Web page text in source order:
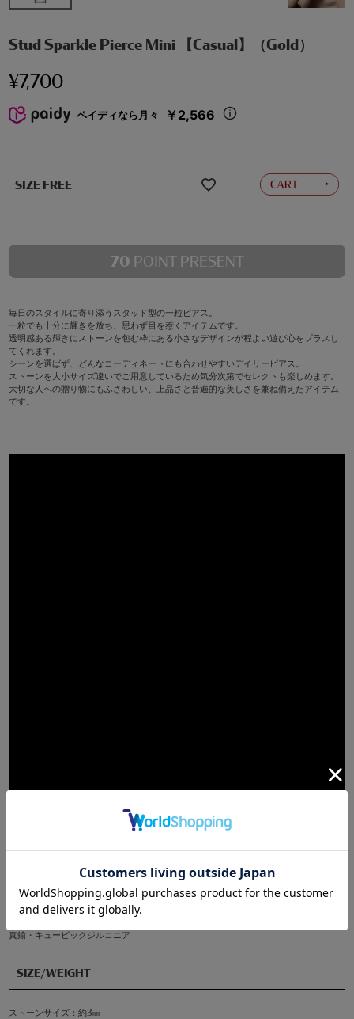
Stud Sparkle Pierce Mini 【Casual】（Gold）
¥7,700
ペイディなら月々 ￥2,566
SIZE FREE
70 POINT PRESENT
毎日のスタイルに寄り添うスタッド型の一粒ピアス。
一粒でも十分に輝きを放ち、思わず目を惹くアイテムです。
透明感ある輝きにストーンを包む枠にある小さなデザインが程よい遊び心をプラスし
てくれます。
シーンを選ばず、どんなコーディネートにも合わせやすいデイリーピアス。
ストーンを大小サイズ違いでご用意しているため気分次第でセレクトも楽しめます。
大切な人への贈り物にもふさわしい、上品さと普遍的な美しさを兼ね備えたアイテム
です。
MATERIAL
真鍮・キュービックジルコニア
SIZE/WEIGHT
ストーンサイズ：約3㎜